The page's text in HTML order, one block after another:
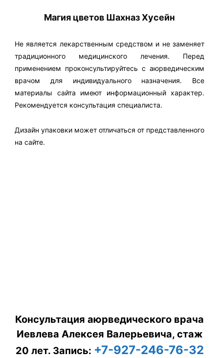
Магия цветов Шахназ Хусейн
Не является лекарственным средством и не заменяет
традиционного медицинского лечения. Перед
применением проконсультируйтесь с аюрведическим
врачом для индивидуального назначения. Все
материалы сайта имеют информационный характер.
Рекомендуется консультация специалиста.
Дизайн упаковки может отличаться от представленного
на сайте.
Консультация аюрведического врача
Иевлева Алексея Валерьевича, стаж
20 лет. Запись: +7-927-246-76-32